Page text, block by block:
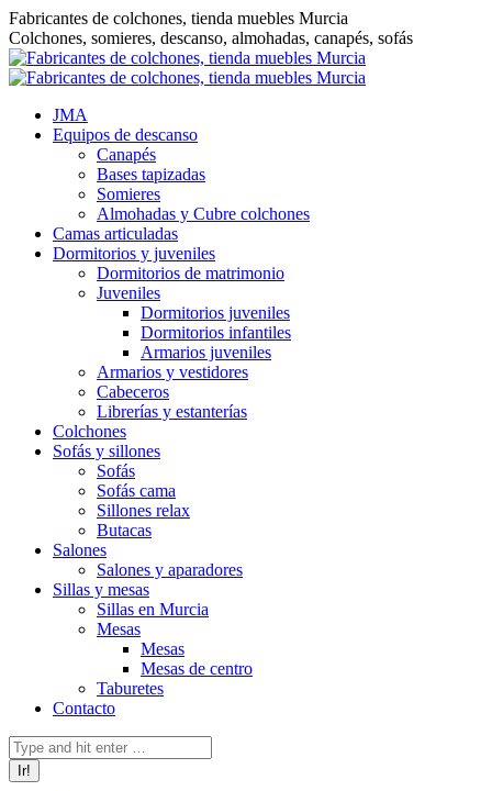
Saltar
al
contenido
Fabricantes de colchones, tienda muebles Murcia
Colchones, somieres, descanso, almohadas, canapés, sofás
JMA
Equipos de descanso
Canapés
Bases tapizadas
Somieres
Almohadas y Cubre colchones
Camas articuladas
Dormitorios y juveniles
Dormitorios de matrimonio
Juveniles
Dormitorios juveniles
Dormitorios infantiles
Armarios juveniles
Armarios y vestidores
Cabeceros
Librerías y estanterías
Colchones
Sofás y sillones
Sofás
Sofás cama
Sillones relax
Butacas
Salones
Salones y aparadores
Sillas y mesas
Sillas en Murcia
Mesas
Mesas
Mesas de centro
Taburetes
Contacto
Buscar: